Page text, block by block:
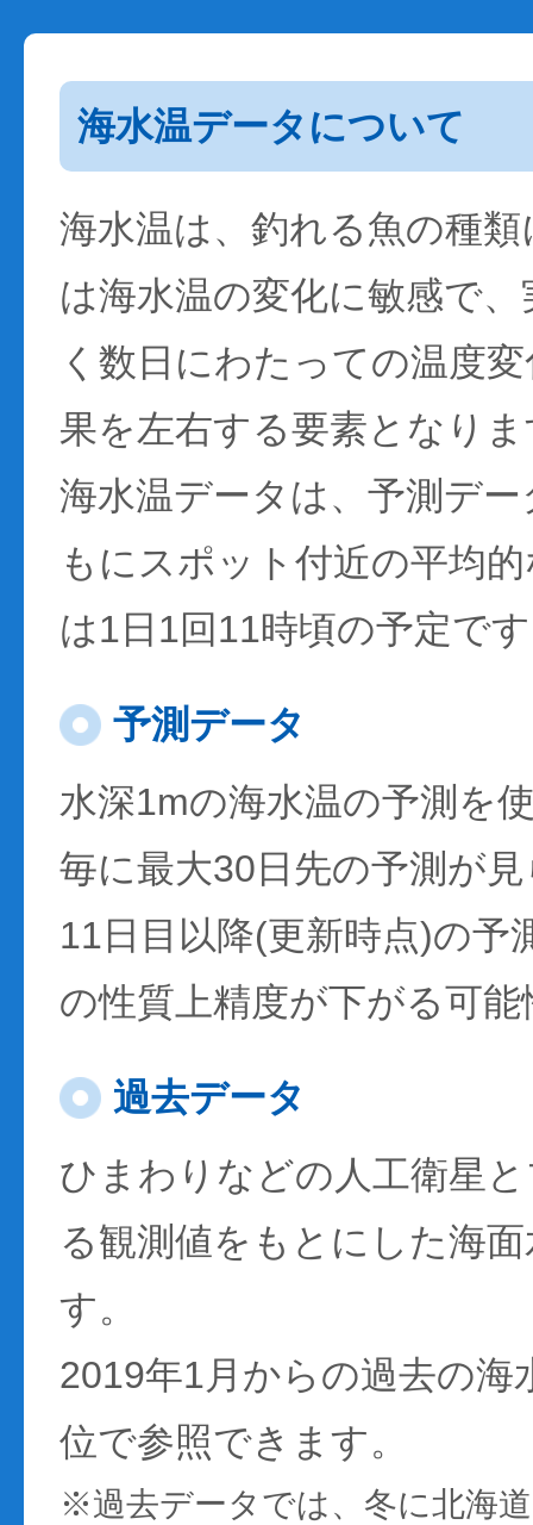
海水温データについて
海水温は、釣れる魚の種
は海水温の変化に敏感で
く数日にわたっての温度
果を左右する要素となり
海水温データは、予測デ
もにスポット付近の平均
は1日1回11時頃の予定で
予測データ
水深1mの海水温の予測を
毎に最大30日先の予測が
11日目以降(更新時点)の予
の性質上精度が下がる可
過去データ
ひまわりなどの人工衛星
る観測値をもとにした海
す。
2019年1月からの過去の海
位で参照できます。
※過去データでは、冬に北海